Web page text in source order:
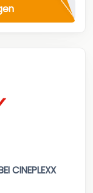
CINEPLEXX